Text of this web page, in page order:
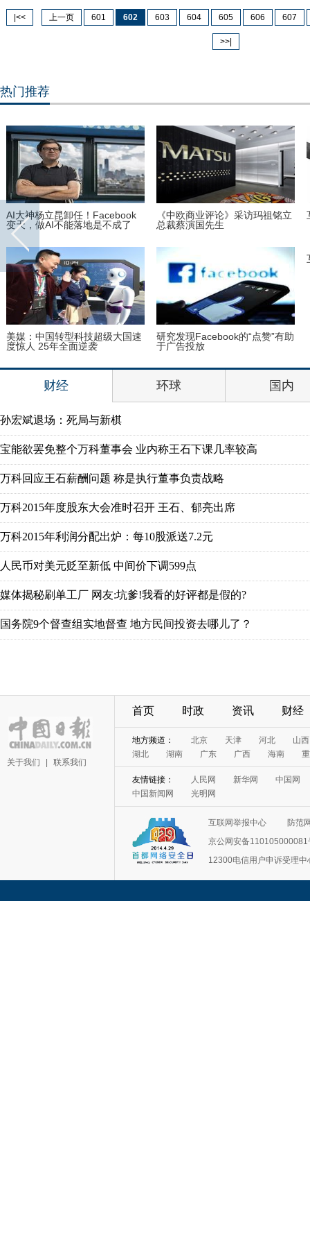
|<< 上一页 601 602 603 604 605 606 607
>>|
关于我们 联系我们
首页 时政 资讯 财经
互联网举报中心
防范
京公网安备110105000081
12300电信用户申诉受理中